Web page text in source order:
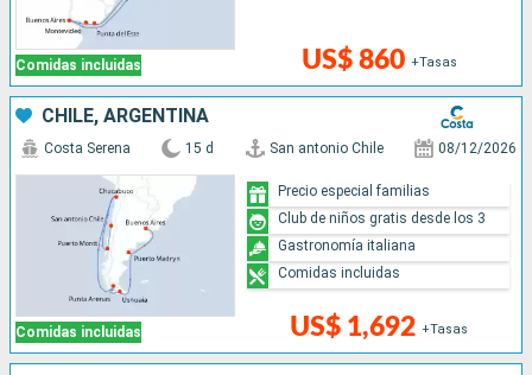
Comidas incluidas US$ 860 +Tasas
CHILE, ARGENTINA
Comidas incluidas
Costa Serena 15 d San antonio Chile 08/12/2026
US$ 1,692 +Tasas
Precio especial familias
Club de niños gratis desde los 3
Gastronomía italiana
Comidas incluidas